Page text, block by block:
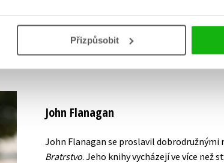
Přizpůsobit
AUTOR KNIHY
John Flanagan
John Flanagan se proslavil dobrodružnými
Bratrstvo. Jeho knihy vycházejí ve více než